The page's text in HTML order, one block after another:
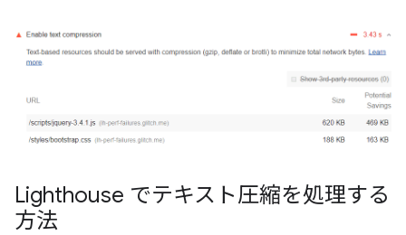
Lighthouse でテキスト圧縮を処理する
方法